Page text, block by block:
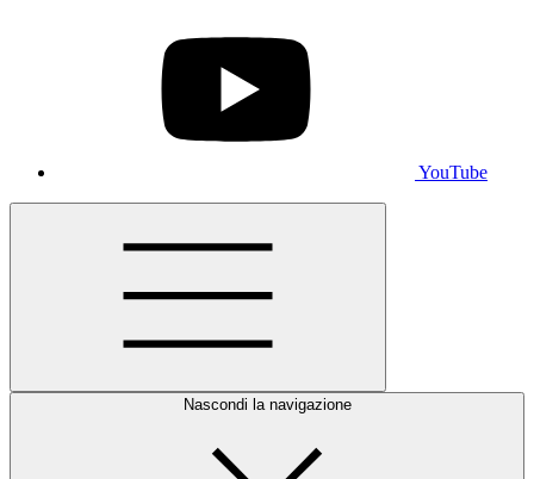
YouTube
Nascondi la navigazione